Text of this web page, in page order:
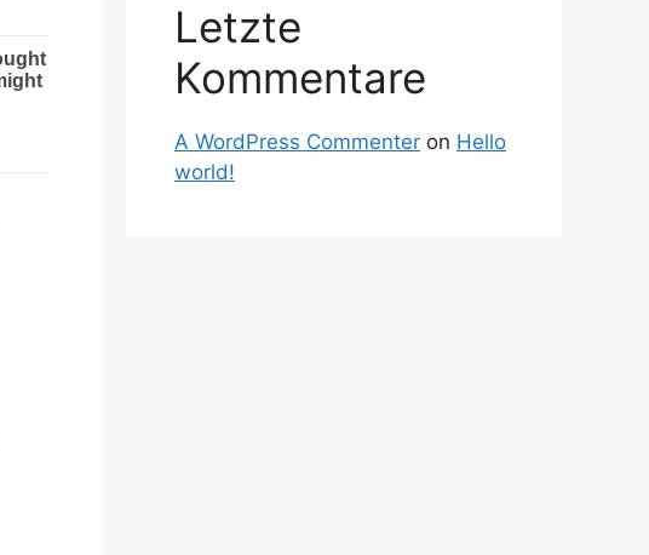
Letzte
Kommentare
A WordPress Commenter on Hello
world!